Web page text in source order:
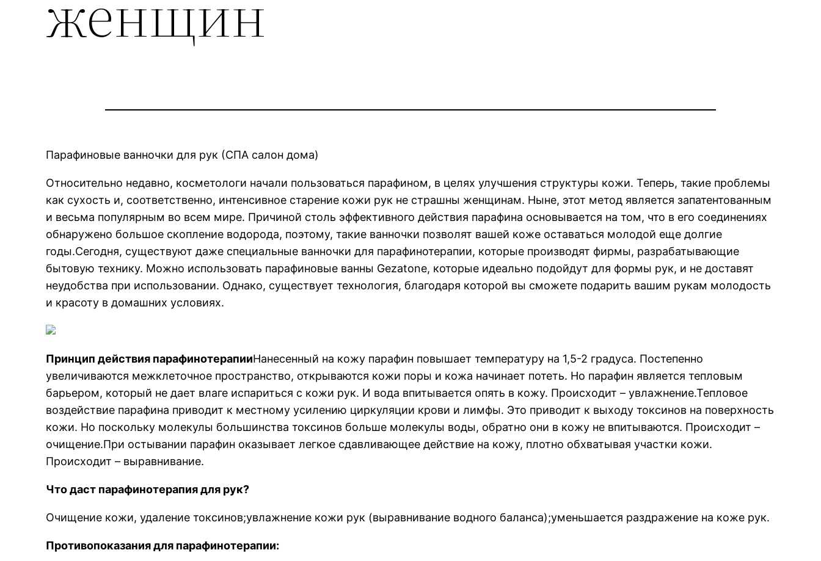
Парафиновые ванночки для рук (СПА салон дома)
Относительно недавно, косметологи начали пользоваться парафином, в целях улучшения структуры кожи. Теперь, такие проблемы
как сухость и, соответственно, интенсивное старение кожи рук не страшны женщинам. Ныне, этот метод является запатентованным
и весьма популярным во всем мире. Причиной столь эффективного действия парафина основывается на том, что в его соединениях
обнаружено большое скопление водорода, поэтому, такие ванночки позволят вашей коже оставаться молодой еще долгие
годы.Сегодня, существуют даже специальные ванночки для парафинотерапии, которые производят фирмы, разрабатывающие
бытовую технику. Можно использовать парафиновые ванны Gezatone, которые идеально подойдут для формы рук, и не доставят
неудобства при использовании. Однако, существует технология, благодаря которой вы сможете подарить вашим рукам молодость
и красоту в домашних условиях.
Принцип действия парафинотерапииНанесенный на кожу парафин повышает температуру на 1,5-2 градуса. Постепенно
увеличиваются межклеточное пространство, открываются кожи поры и кожа начинает потеть. Но парафин является тепловым
барьером, который не дает влаге испариться с кожи рук. И вода впитывается опять в кожу. Происходит – увлажнение.Тепловое
воздействие парафина приводит к местному усилению циркуляции крови и лимфы. Это приводит к выходу токсинов на поверхность
кожи. Но поскольку молекулы большинства токсинов больше молекулы воды, обратно они в кожу не впитываются. Происходит –
очищение.При остывании парафин оказывает легкое сдавливающее действие на кожу, плотно обхватывая участки кожи.
Происходит – выравнивание.
Что даст парафинотерапия для рук?
Очищение кожи, удаление токсинов;увлажнение кожи рук (выравнивание водного баланса);уменьшается раздражение на коже рук.
Противопоказания для парафинотерапии: